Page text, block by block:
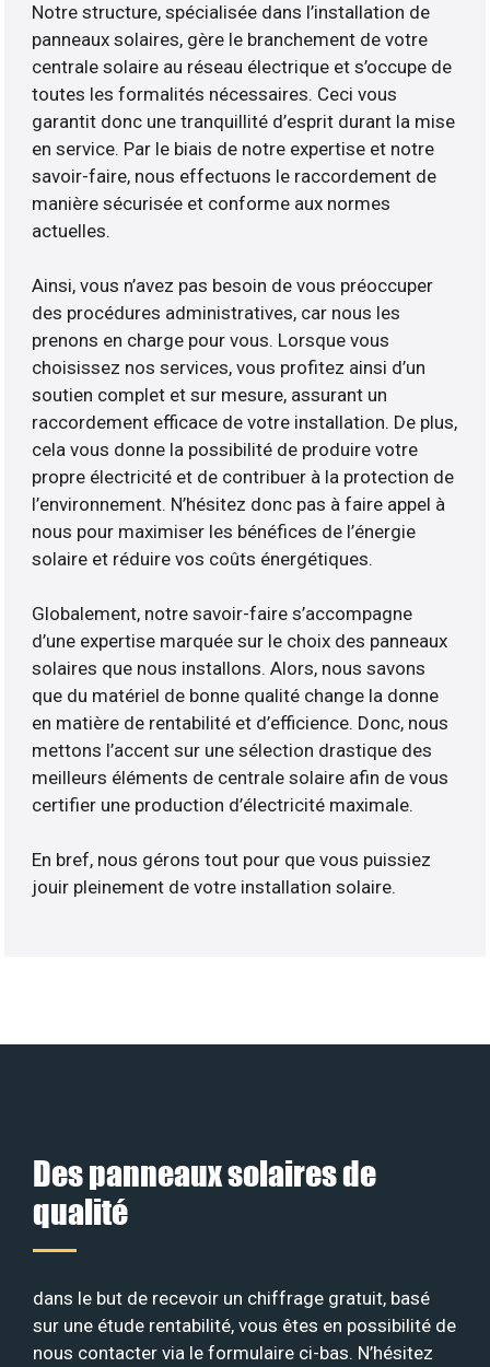
Notre structure, spécialisée dans l’installation de
panneaux solaires, gère le branchement de votre
centrale solaire au réseau électrique et s’occupe de
toutes les formalités nécessaires. Ceci vous
garantit donc une tranquillité d’esprit durant la mise
en service. Par le biais de notre expertise et notre
savoir-faire, nous effectuons le raccordement de
manière sécurisée et conforme aux normes
actuelles.
Ainsi, vous n’avez pas besoin de vous préoccuper
des procédures administratives, car nous les
prenons en charge pour vous. Lorsque vous
choisissez nos services, vous profitez ainsi d’un
soutien complet et sur mesure, assurant un
raccordement efficace de votre installation. De plus,
cela vous donne la possibilité de produire votre
propre électricité et de contribuer à la protection de
l’environnement. N’hésitez donc pas à faire appel à
nous pour maximiser les bénéfices de l’énergie
solaire et réduire vos coûts énergétiques.
Globalement, notre savoir-faire s’accompagne
d’une expertise marquée sur le choix des panneaux
solaires que nous installons. Alors, nous savons
que du matériel de bonne qualité change la donne
en matière de rentabilité et d’efficience. Donc, nous
mettons l’accent sur une sélection drastique des
meilleurs éléments de centrale solaire afin de vous
certifier une production d’électricité maximale.
En bref, nous gérons tout pour que vous puissiez
jouir pleinement de votre installation solaire.
Des panneaux solaires de
qualité
dans le but de recevoir un chiffrage gratuit, basé
sur une étude rentabilité, vous êtes en possibilité de
nous contacter via le formulaire ci-bas. N’hésitez